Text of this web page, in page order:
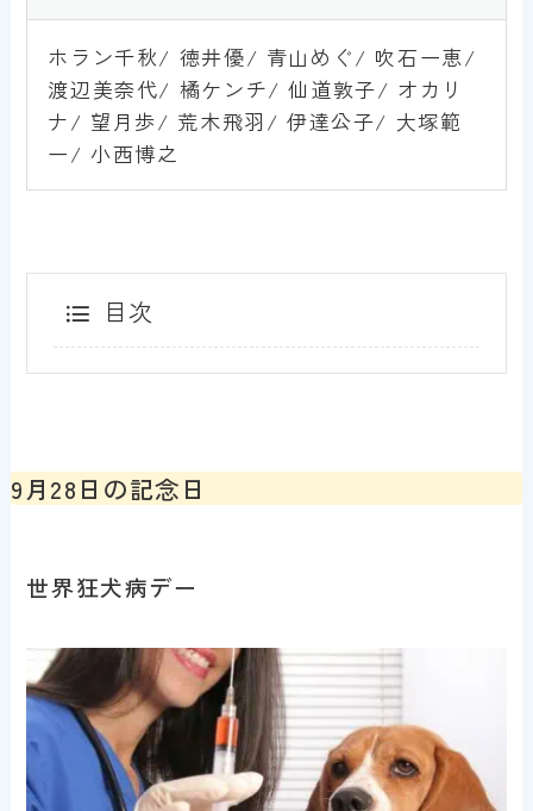
ホラン千秋/ 徳井優/ 青山めぐ/ 吹石一恵/
渡辺美奈代/ 橘ケンチ/ 仙道敦子/ オカリ
ナ/ 望月歩/ 荒木飛羽/ 伊達公子/ 大塚範
一/ 小西博之
目次
9月28日の記念日
世界狂犬病デー